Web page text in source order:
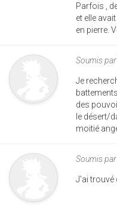
Parfois ,
et elle
en pierre.
Soumis par
Je
des
le désert/
moitié
Soumis par
J'ai trouvé